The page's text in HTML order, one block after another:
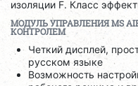
изоляции F. Класс
МОДУЛЬ УПРАВЛЕНИЯMS
КОНТРОЛЕМ
Четкий дисплей,
русском языке
Возможность